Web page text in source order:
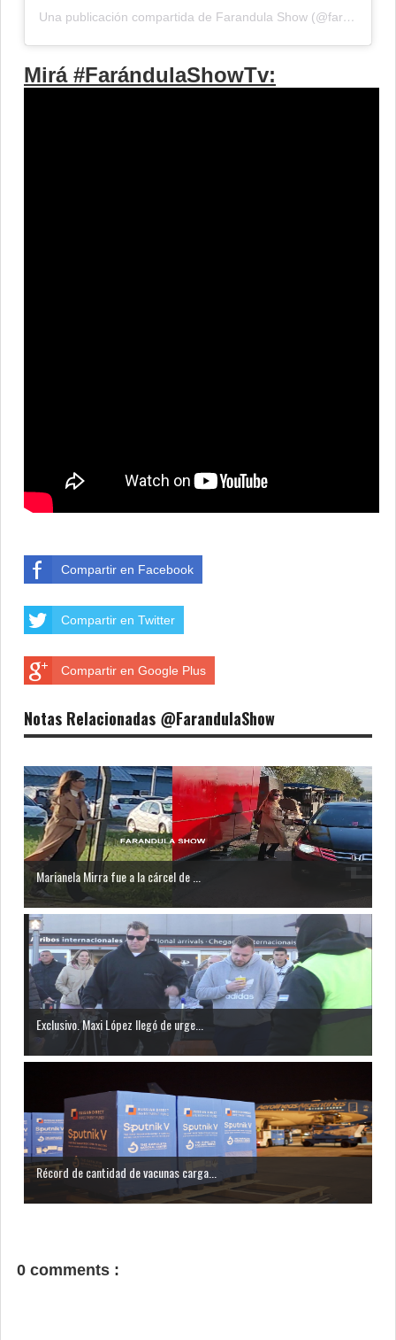
Una publicación compartida de Farandula Show (@farandulashowtv)
Mirá #FarándulaShowTv:
Compartir en Facebook
Compartir en Twitter
Compartir en Google Plus
Notas Relacionadas @FarandulaShow
Marianela Mirra fue a la cárcel de ...
Exclusivo. Maxi López llegó de urge...
Récord de cantidad de vacunas carga...
0 comments :